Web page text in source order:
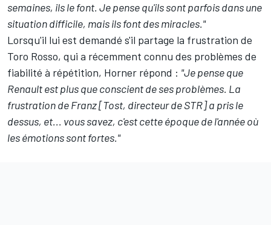
semaines, ils le font. Je pense qu'ils sont parfois dans une
situation difficile, mais ils font des miracles."
Lorsqu'il lui est demandé s'il partage la frustration de
Toro Rosso, qui a récemment connu des problèmes de
fiabilité à répétition, Horner répond : "Je pense que
Renault est plus que conscient de ses problèmes. La
frustration de Franz [Tost, directeur de STR] a pris le
dessus, et... vous savez, c'est cette époque de l'année où
les émotions sont fortes."